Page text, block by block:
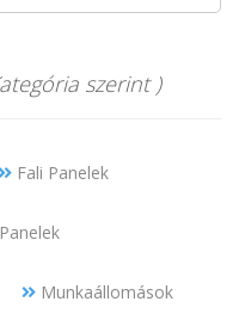
szerint )
Fali Panelek
Munkaállomások